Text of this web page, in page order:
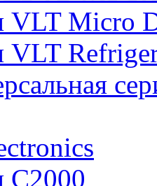
VLT Micro
VLT
C2000